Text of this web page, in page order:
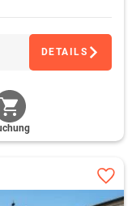
Ruheraum
DETAILS